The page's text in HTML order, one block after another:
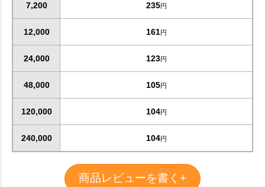
7,200 235円
12,000 161円
24,000 123円
48,000 105円
120,000 104円
240,000 104円
商品レビューを書く+